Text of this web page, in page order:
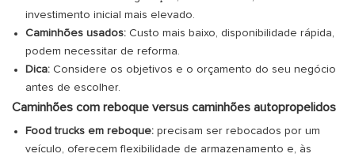
investimento inicial mais elevado.
Caminhões usados:Custo mais baixo, disponibilidade rápida,
podem necessitar de reforma.
Dica:Considere os objetivos e o orçamento do seu negócio
antes de escolher.
Caminhões com reboque versus caminhões autopropelidos
Food trucks em reboque:precisam ser rebocados por um
veículo, oferecem flexibilidade de armazenamento e, às